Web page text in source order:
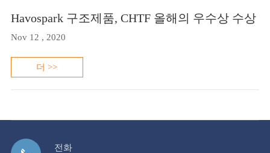
Havospark 구조제품, CHTF 올해의 우수상 수상
Nov 12 , 2020
더 >>
전화